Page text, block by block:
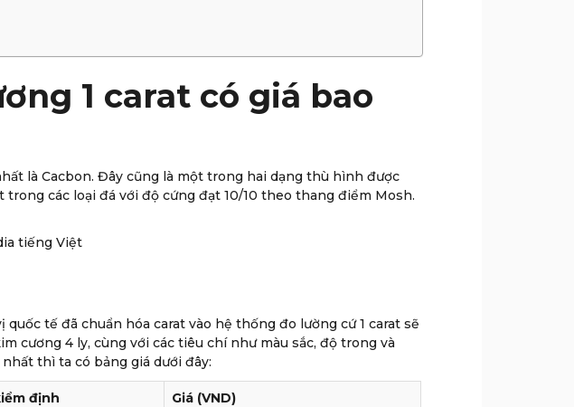
1 carat có giá bao
là Cacbon. Đây cũng là một trong hai dạng thù hình được
trong các loại đá với độ cứng đạt 10/10 theo thang điểm Mosh.
quốc tế đã chuẩn hóa carat vào hệ thống đo lường cứ 1 carat sẽ
cương 4 ly, cùng với các tiêu chí như màu sắc, độ trong và
thì ta có bảng giá dưới đây:
định Giá (VND)